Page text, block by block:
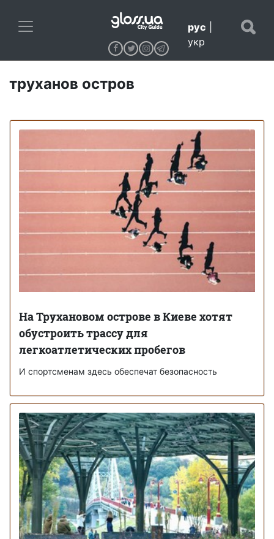
рус
укр
труханов остров
На Трухановом острове в Киеве хотят
обустроить трассу для
легкоатлетических пробегов
И спортсменам здесь обеспечат безопасность